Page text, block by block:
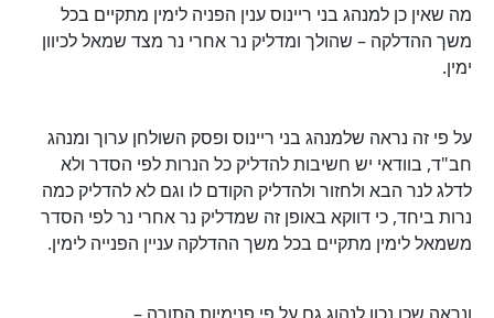
מה שאין כן למנהג בני ריינוס ענין הפניה לימין מתקיים בכל
משך ההדלקה – שהולך ומדליק נר אחרי נר מצד שמאל לכיוון
ימין.
על פי זה נראה שלמנהג בני ריינוס ופסק השולחן ערוך ומנהג
חב"ד, בוודאי יש חשיבות להדליק כל הנרות לפי הסדר ולא
לדלג לנר הבא ולחזור ולהדליק הקודם לו וגם לא להדליק כמה
נרות ביחד, כי דווקא באופן זה שמדליק נר אחרי נר לפי הסדר
משמאל לימין מתקיים בכל משך ההדלקה עניין הפנייה לימין.